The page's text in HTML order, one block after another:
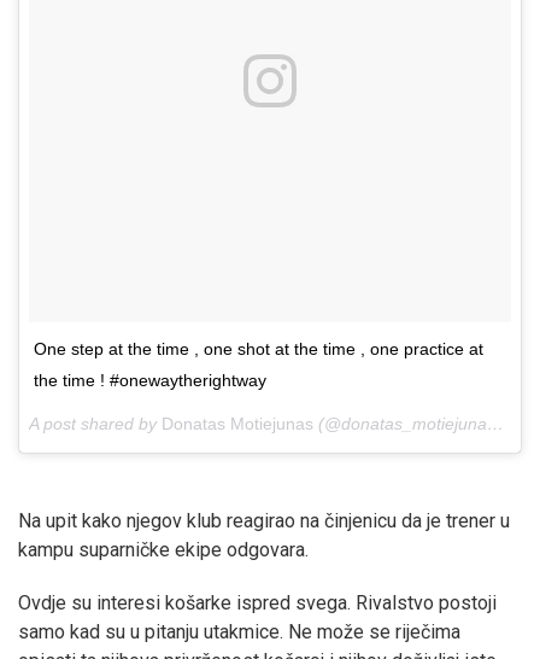
One step at the time , one shot at the time , one practice at
the time ! #onewaytherightway
A post shared by Donatas Motiejunas (@donatas_motiejunas) on
Na upit kako njegov klub reagirao na činjenicu da je trener u
kampu suparničke ekipe odgovara.
Ovdje su interesi košarke ispred svega. Rivalstvo postoji
samo kad su u pitanju utakmice. Ne može se riječima